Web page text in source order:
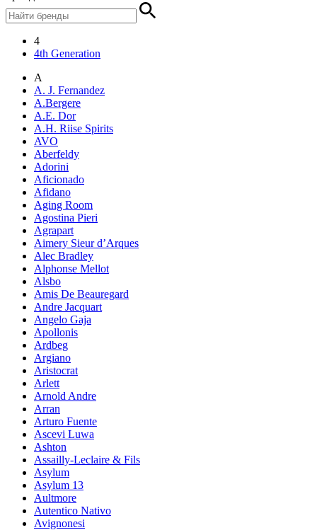
4
4th Generation
A
A. J. Fernandez
A.Bergere
A.E. Dor
A.H. Riise Spirits
AVO
Aberfeldy
Adorini
Aficionado
Afidano
Aging Room
Agostina Pieri
Agrapart
Aimery Sieur d’Arques
Alec Bradley
Alphonse Mellot
Alsbo
Amis De Beauregard
Andre Jacquart
Angelo Gaja
Apollonis
Ardbeg
Argiano
Aristocrat
Arlett
Arnold Andre
Arran
Arturo Fuente
Ascevi Luwa
Ashton
Assailly-Leclaire & Fils
Asylum
Asylum 13
Aultmore
Autentico Nativo
Avignonesi